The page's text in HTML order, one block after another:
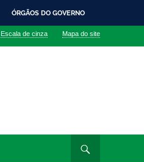
ÓRGÃOS DO GOVERNO
Escala de cinza Mapa do site